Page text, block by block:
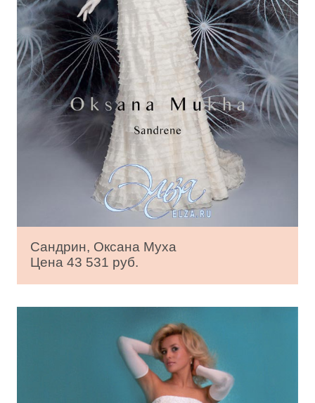
Сандрин, Оксана Муха
Цена 43 531 руб.